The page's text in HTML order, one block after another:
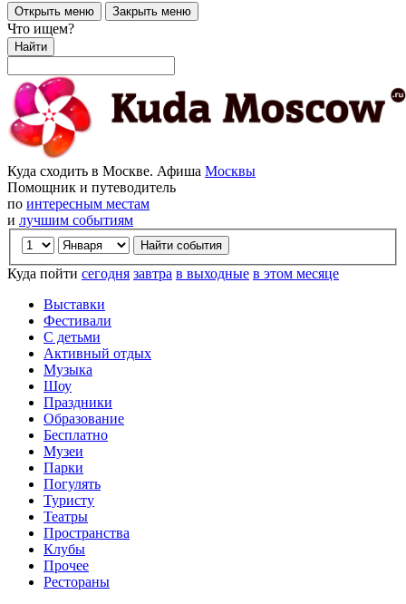
Открыть меню Закрыть меню
Что ищем?
Найти
Куда сходить в Москве. Афиша Москвы
Помощник и путеводитель
по интересным местам
и лучшим событиям
Куда пойти сегодня завтра в выходные в этом месяце
Выставки
Фестивали
С детьми
Активный отдых
Музыка
Шоу
Праздники
Образование
Бесплатно
Музеи
Парки
Погулять
Туристу
Театры
Пространства
Клубы
Прочее
Рестораны